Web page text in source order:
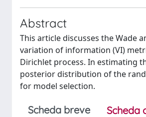
Abstract
This article discusses the Wade
variation of information (VI)
Dirichlet process. In estimating
posterior distribution of the
for model selection.
Scheda breve Scheda